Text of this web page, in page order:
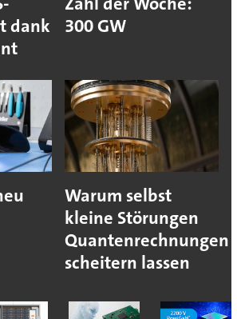
dank
300 GW
Warum selbst
kleine Störungen
Quantenrechnungen
scheitern lassen